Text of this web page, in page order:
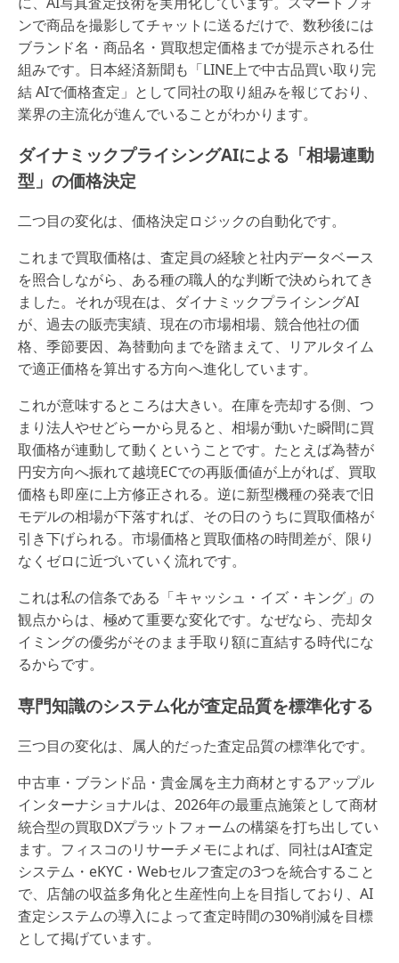
ンで商品を撮影してチャットに送るだけで、数秒後には
ブランド名・商品名・買取想定価格までが提示される仕
組みです。日本経済新聞も「LINE上で中古品買い取り完
結 AIで価格査定」として同社の取り組みを報じており、
業界の主流化が進んでいることがわかります。
ダイナミックプライシングAIによる「相場連動
型」の価格決定
二つ目の変化は、価格決定ロジックの自動化です。
これまで買取価格は、査定員の経験と社内データベース
を照合しながら、ある種の職人的な判断で決められてき
ました。それが現在は、ダイナミックプライシングAI
が、過去の販売実績、現在の市場相場、競合他社の価
格、季節要因、為替動向までを踏まえて、リアルタイム
で適正価格を算出する方向へ進化しています。
これが意味するところは大きい。在庫を売却する側、つ
まり法人やせどらーから見ると、相場が動いた瞬間に買
取価格が連動して動くということです。たとえば為替が
円安方向へ振れて越境ECでの再販価値が上がれば、買取
価格も即座に上方修正される。逆に新型機種の発表で旧
モデルの相場が下落すれば、その日のうちに買取価格が
引き下げられる。市場価格と買取価格の時間差が、限り
なくゼロに近づいていく流れです。
これは私の信条である「キャッシュ・イズ・キング」の
観点からは、極めて重要な変化です。なぜなら、売却タ
イミングの優劣がそのまま手取り額に直結する時代にな
るからです。
専門知識のシステム化が査定品質を標準化する
三つ目の変化は、属人的だった査定品質の標準化です。
中古車・ブランド品・貴金属を主力商材とするアップル
インターナショナルは、2026年の最重点施策として商材
統合型の買取DXプラットフォームの構築を打ち出してい
ます。フィスコのリサーチメモによれば、同社はAI査定
システム・eKYC・Webセルフ査定の3つを統合すること
で、店舗の収益多角化と生産性向上を目指しており、AI
査定システムの導入によって査定時間の30%削減を目標
として掲げています。